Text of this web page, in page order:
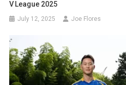
V League 2025
July 12, 2025 Joe Flores